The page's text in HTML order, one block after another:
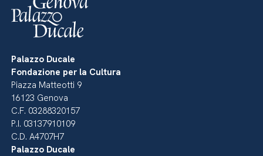
Palazzo Ducale
Fondazione per la Cultura
Piazza Matteotti 9
16123 Genova
C.F. 03288320157
P.I. 03137910109
C.D. A4707H7
Palazzo Ducale